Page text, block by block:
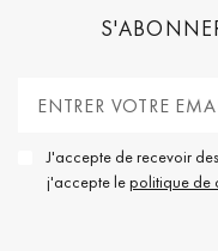
J'accepte de recevoir
j'accepte lepolitique de